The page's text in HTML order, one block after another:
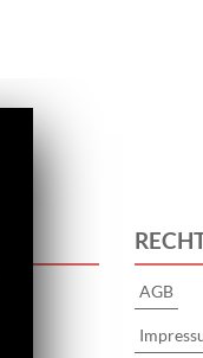
AGB